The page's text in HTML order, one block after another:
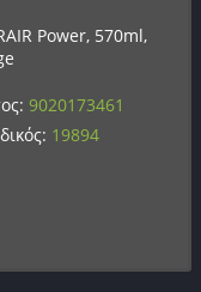
Power, 570ml,
9020173461
19894